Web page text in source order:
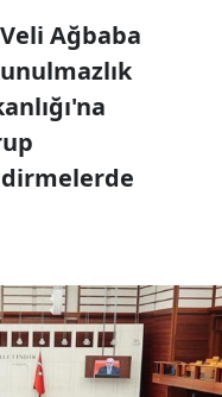
Ağbaba